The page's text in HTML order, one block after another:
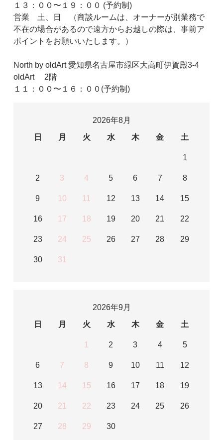
１３：００〜１９：００ (予約制)
営業 土、日 （商談ルームは、オーナーが別業務で
不在の場合があるので遠方からお越しの際は、事前ア
ポイントをお願いいたします。）
North by oldArt 愛知県名古屋市緑区大高町伊賀殿3-4
oldArt 2階
１１：００〜１６：００(予約制)
2026年8月
日
月 火 水 木 金 土
1
2 3 4 5 6 7 8
9 10 11 12 13 14 15
16 17 18 19 20 21 22
23 24 25 26 27 28 29
30 31
2026年9月
日
月 火 水 木 金 土
1 2 3 4 5
6 7 8 9 10 11 12
13 14 15 16 17 18 19
20 21 22 23 24 25 26
27 28 29 30